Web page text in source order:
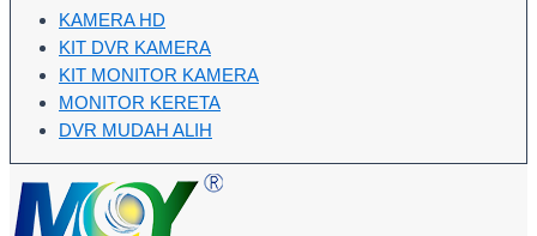
KAMERA HD
KIT DVR KAMERA
KIT MONITOR KAMERA
MONITOR KERETA
DVR MUDAH ALIH